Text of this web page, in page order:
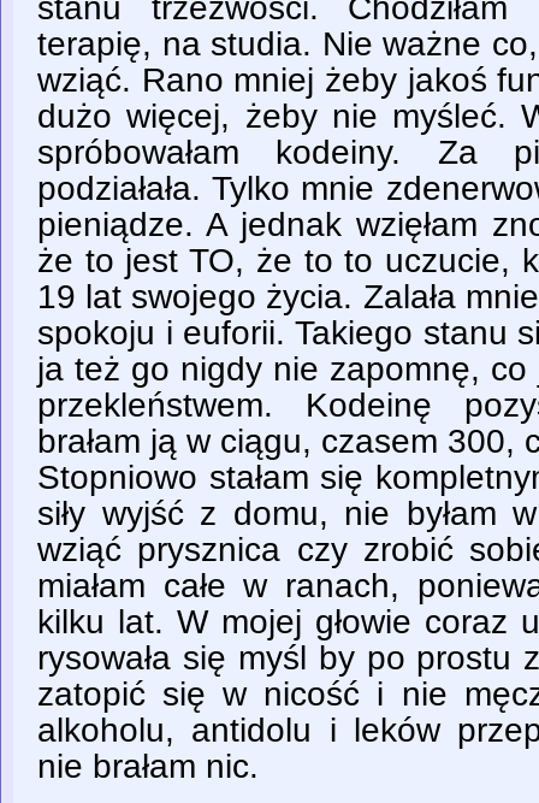
stanu trzeźwości.
terapię, na studia. Nie ważne
wziąć. Rano mniej żeby jakoś
dużo więcej, żeby nie myśleć.
spróbowałam kodeiny. Za
podziałała. Tylko mnie
pieniądze. A jednak wzięłam
że to jest TO, że to to uczucie,
19 lat swojego życia. Zalała
spokoju i euforii. Takiego stanu
ja też go nigdy nie zapomnę, co
przekleństwem. Kodeinę
brałam ją w ciągu, czasem 300,
Stopniowo stałam się
siły wyjść z domu, nie byłam
wziąć prysznica czy zrobić
miałam całe w ranach,
kilku lat. W mojej głowie coraz
rysowała się myśl by po prostu
zatopić się w nicość i nie
alkoholu, antidolu i leków
nie brałam nic.